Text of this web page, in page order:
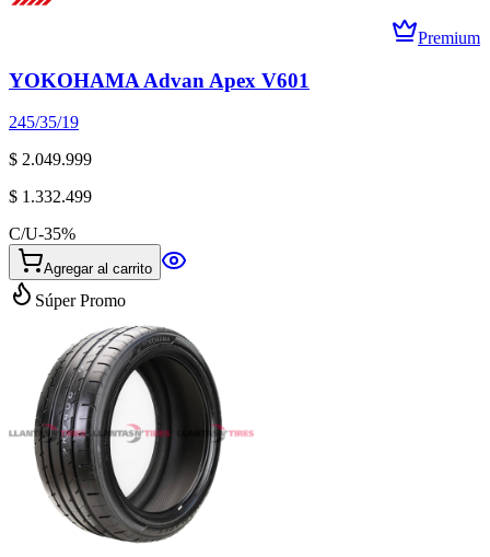
Premium
YOKOHAMA Advan Apex V601
245/35/19
$ 2.049.999
$ 1.332.499
C/U-35%
Agregar al carrito
Súper Promo